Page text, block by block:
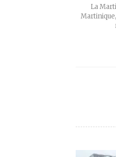
La